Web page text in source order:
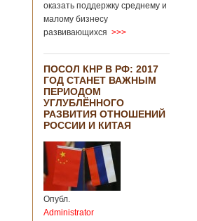
оказать поддержку среднему и
малому бизнесу
развивающихся >>>
ПОСОЛ КНР В РФ: 2017
ГОД СТАНЕТ ВАЖНЫМ
ПЕРИОДОМ
УГЛУБЛЁННОГО
РАЗВИТИЯ ОТНОШЕНИЙ
РОССИИ И КИТАЯ
Опубл.
Administrator